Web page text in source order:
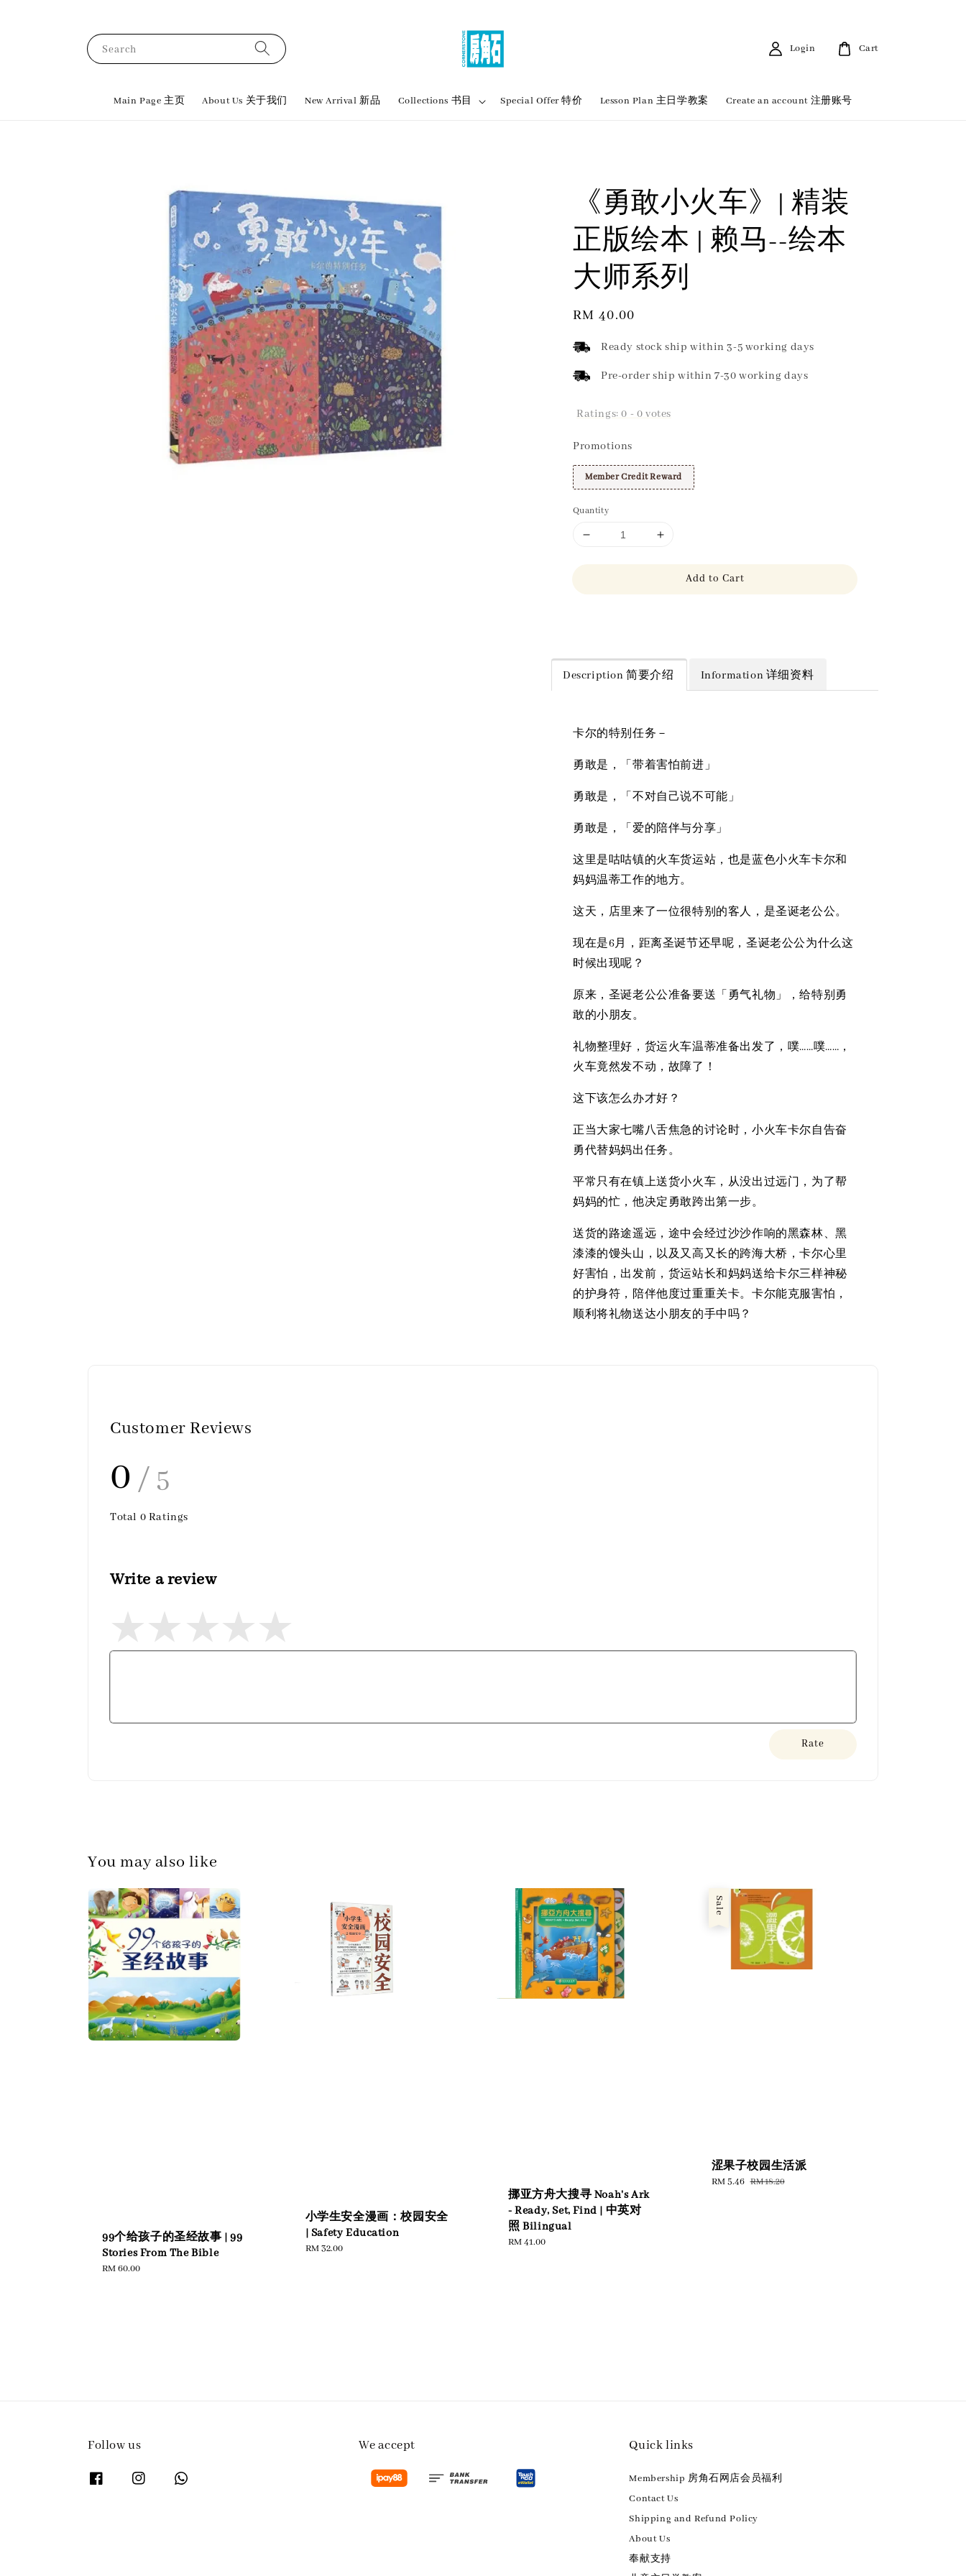
Search
Main Page 主页 About Us 关于我们 New Arrival 新品 Collections 书目 Special Offer 特价 Lesson Plan 主日学教案 Create an account 注册账号
Login Cart
《勇敢小火车》| 精装
正版绘本 | 赖马--绘本
大师系列
Regular
price
RM 40.00
Ready stock ship within 3-5 working days
Pre-order ship within 7-30 working days
Ratings:0 - 0 votes
Promotions
Member Credit Reward
Quantity
Add to Cart
Description 简要介绍 Information 详细资料
卡尔的特别任务－
勇敢是，「带着害怕前进」
勇敢是，「不对自己说不可能」
勇敢是，「爱的陪伴与分享」
这里是咕咕镇的火车货运站，也是蓝色小火车卡尔和
妈妈温蒂工作的地方。
这天，店里来了一位很特别的客人，是圣诞老公公。
现在是6月，距离圣诞节还早呢，圣诞老公公为什么这
时候出现呢？
原来，圣诞老公公准备要送「勇气礼物」，给特别勇
敢的小朋友。
礼物整理好，货运火车温蒂准备出发了，噗……噗……，
火车竟然发不动，故障了！
这下该怎么办才好？
正当大家七嘴八舌焦急的讨论时，小火车卡尔自告奋
勇代替妈妈出任务。
平常只有在镇上送货小火车，从没出过远门，为了帮
妈妈的忙，他决定勇敢跨出第一步。
送货的路途遥远，途中会经过沙沙作响的黑森林、黑
漆漆的馒头山，以及又高又长的跨海大桥，卡尔心里
好害怕，出发前，货运站长和妈妈送给卡尔三样神秘
的护身符，陪伴他度过重重关卡。卡尔能克服害怕，
顺利将礼物送达小朋友的手中吗？
Customer Reviews
0 / 5
Total 0 Ratings
Write a review
Rate
You may also like
99个给孩子的圣经故事 | 99
Stories From The Bible
Regular
RM 60.00
小学生安全漫画：校园安全
| Safety Education
Regular
RM 32.00
挪亚方舟大搜寻 Noah's Ark
- Ready, Set, Find | 中英对
照 Bilingual
Regular
RM 41.00
Sale
涩果子校园生活派
Sale
RM 5.46 Regular
RM 18.20
Follow us We accept Quick links
Membership 房角石网店会员福利
Contact Us
Shipping and Refund Policy
About Us
奉献支持